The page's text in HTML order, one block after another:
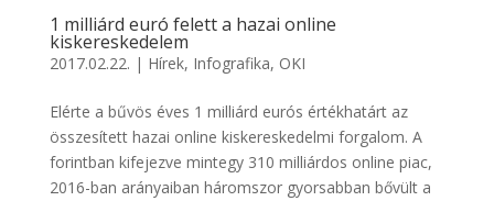
1 milliárd euró felett a hazai online
kiskereskedelem
2017.02.22. | Hírek, Infografika, OKI
Elérte a bűvös éves 1 milliárd eurós értékhatárt az
összesített hazai online kiskereskedelmi forgalom. A
forintban kifejezve mintegy 310 milliárdos online piac,
2016-ban arányaiban háromszor gyorsabban bővült a